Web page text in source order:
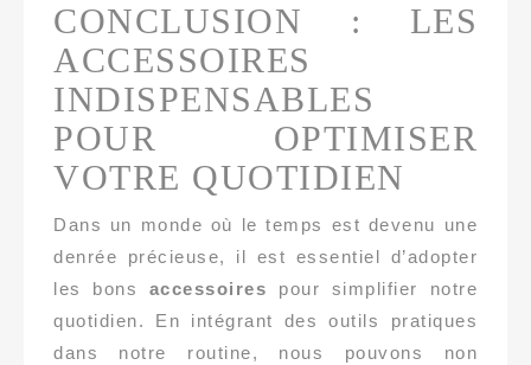
CONCLUSION : LES
ACCESSOIRES
INDISPENSABLES
POUR OPTIMISER
VOTRE QUOTIDIEN
Dans un monde où le temps est devenu une
denrée précieuse, il est essentiel d’adopter
les bons accessoires pour simplifier notre
quotidien. En intégrant des outils pratiques
dans notre routine, nous pouvons non